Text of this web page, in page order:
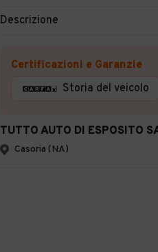
Descrizione
Certificazioni e Garanzie
Storia del veicolo
TUTTO AUTO DI ESPOSITO
Casoria (NA)